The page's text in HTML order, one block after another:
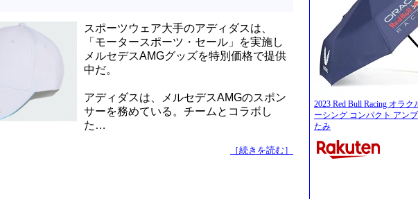
スポーツウェア大手のアディダスは、
「モータースポーツ・セール」を実施し
メルセデスAMGグッズを特別価格で提供
中だ。
アディダスは、メルセデスAMGのスポン
サーを務めている。チームとコラボし
た…
［続きを読む］
2023 Red Bull Racing オラ
ーシング コンパクト アン
たみ